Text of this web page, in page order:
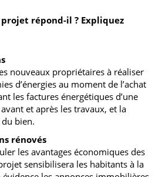
répond-il ? Expliquez
nouveaux propriétaires à réaliser
d’énergies au moment de l’achat
les factures énergétiques d’une
et après les travaux, et la
bien.
rénovés
les avantages économiques des
sensibilisera les habitants à la